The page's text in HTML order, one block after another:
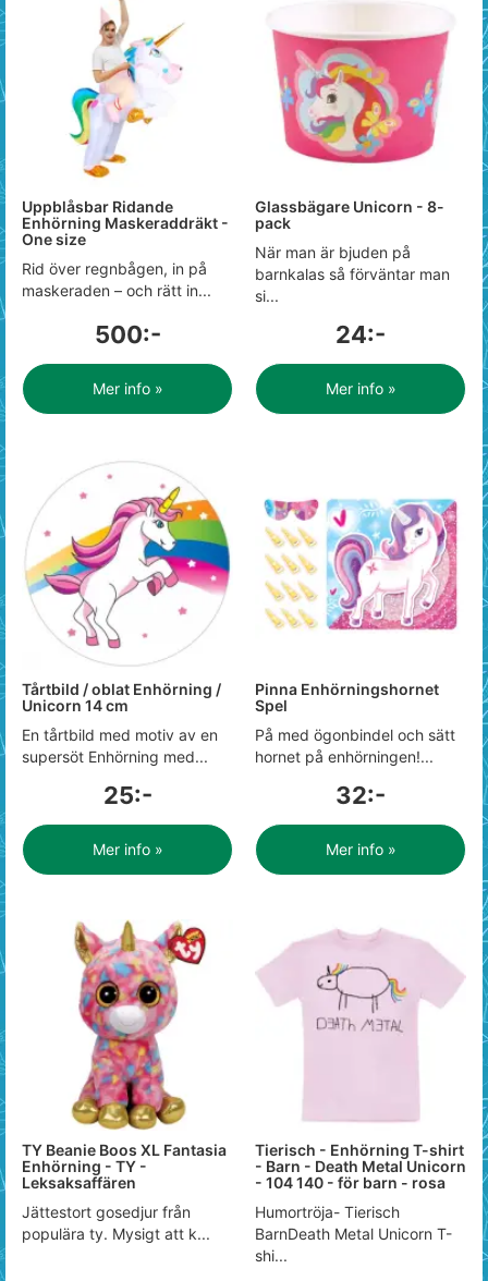
Uppblåsbar Ridande
Enhörning Maskeraddräkt -
One size
Rid över regnbågen, in på
maskeraden – och rätt in...
500:-
Mer info »
Glassbägare Unicorn - 8-
pack
När man är bjuden på
barnkalas så förväntar man
si...
24:-
Mer info »
Tårtbild / oblat Enhörning /
Unicorn 14 cm
En tårtbild med motiv av en
supersöt Enhörning med...
25:-
Mer info »
Pinna Enhörningshornet
Spel
På med ögonbindel och sätt
hornet på enhörningen!...
32:-
Mer info »
TY Beanie Boos XL Fantasia
Enhörning - TY -
Leksaksaffären
Jättestort gosedjur från
populära ty. Mysigt att k...
Tierisch - Enhörning T-shirt
- Barn - Death Metal Unicorn
- 104 140 - för barn - rosa
Humortröja- Tierisch
BarnDeath Metal Unicorn T-
shi...